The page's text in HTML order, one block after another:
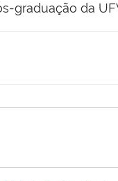
graduação da